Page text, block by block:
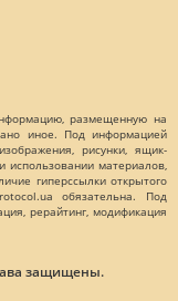
размещенную на
иное. Под информацией
рисунки, ящик-
материалов,
гиперссылки открытого
обязательна. Под
рерайтинг, модификация
защищены.